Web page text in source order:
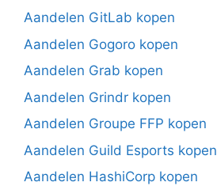
Aandelen GitLab kopen
Aandelen Gogoro kopen
Aandelen Grab kopen
Aandelen Grindr kopen
Aandelen Groupe FFP kopen
Aandelen Guild Esports kopen
Aandelen HashiCorp kopen